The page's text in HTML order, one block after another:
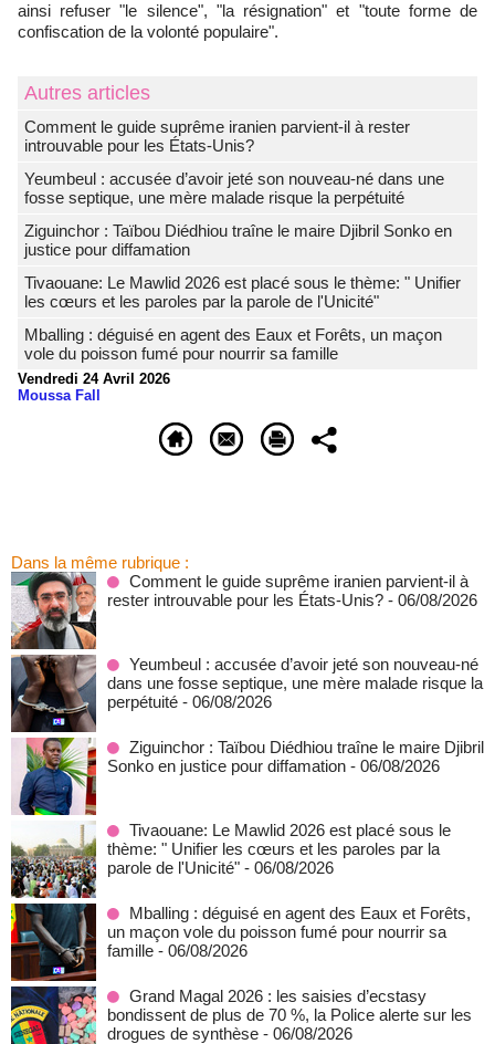
ainsi refuser "le silence", "la résignation" et "toute forme de
confiscation de la volonté populaire".
Autres articles
Comment le guide suprême iranien parvient-il à rester
introuvable pour les États-Unis?
Yeumbeul : accusée d’avoir jeté son nouveau-né dans une
fosse septique, une mère malade risque la perpétuité
Ziguinchor : Taïbou Diédhiou traîne le maire Djibril Sonko en
justice pour diffamation
Tivaouane: Le Mawlid 2026 est placé sous le thème: " Unifier
les cœurs et les paroles par la parole de l'Unicité"
Mballing : déguisé en agent des Eaux et Forêts, un maçon
vole du poisson fumé pour nourrir sa famille
Vendredi 24 Avril 2026
Moussa Fall
Dans la même rubrique :
Comment le guide suprême iranien parvient-il à
rester introuvable pour les États-Unis? - 06/08/2026
Yeumbeul : accusée d’avoir jeté son nouveau-né
dans une fosse septique, une mère malade risque la
perpétuité - 06/08/2026
Ziguinchor : Taïbou Diédhiou traîne le maire Djibril
Sonko en justice pour diffamation - 06/08/2026
Tivaouane: Le Mawlid 2026 est placé sous le
thème: " Unifier les cœurs et les paroles par la
parole de l'Unicité" - 06/08/2026
Mballing : déguisé en agent des Eaux et Forêts,
un maçon vole du poisson fumé pour nourrir sa
famille - 06/08/2026
Grand Magal 2026 : les saisies d’ecstasy
bondissent de plus de 70 %, la Police alerte sur les
drogues de synthèse - 06/08/2026